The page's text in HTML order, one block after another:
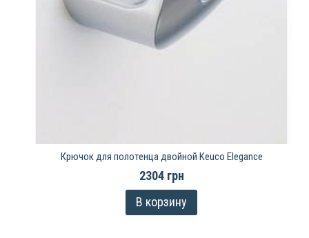
Крючок для полотенца двойной Keuco Elegance
2304 грн
В корзину